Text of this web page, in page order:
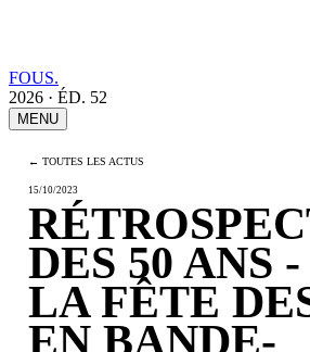
FOUS.
2026 · ÉD. 52
MENU
← TOUTES LES ACTUS
15/10/2023
DES 50 ANS
LA FÊTE
EN BANDE-